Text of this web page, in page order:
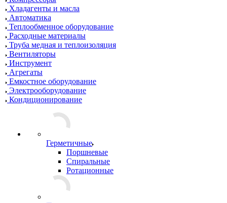
Хладагенты и масла
Автоматика
Теплообменное оборудование
Расходные материалы
Труба медная и теплоизоляция
Вентиляторы
Инструмент
Агрегаты
Емкостное оборудование
Электрооборудование
Кондиционирование
Герметичные
Поршневые
Спиральные
Ротационные